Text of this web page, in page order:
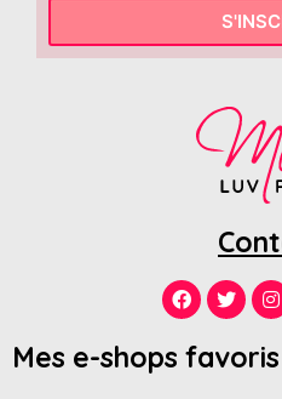
Mes e-shops favoris